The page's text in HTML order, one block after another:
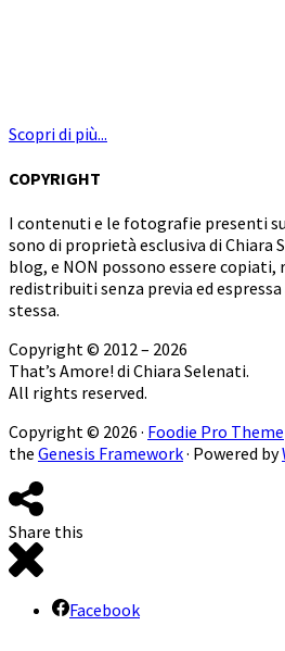
Scopri di più...
COPYRIGHT
I contenuti e le fotografie presenti
sono di proprietà esclusiva di Chiara
blog, e NON possono essere
redistribuiti senza previa ed
stessa.
Copyright © 2012 – 2026
That’s Amore! di Chiara Selenati.
All rights reserved.
Copyright © 2026 · Foodie Pro Theme
the Genesis Framework· Powered by
Share this
Facebook